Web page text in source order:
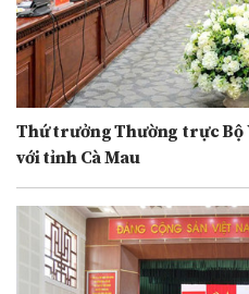
Thứ trưởng Thường trực Bộ
với tỉnh Cà Mau